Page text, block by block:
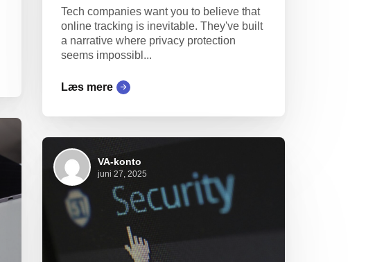
Tech companies want you to believe that
online tracking is inevitable. They've built
a narrative where privacy protection
seems impossibl...
Læs mere
VA-konto
juni 27, 2025